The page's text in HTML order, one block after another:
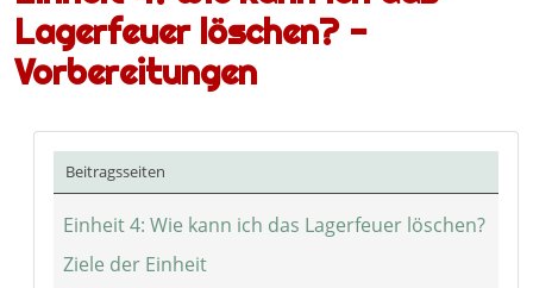
Lagerfeuer löschen? -
Vorbereitungen
Beitragsseiten
Einheit 4: Wie kann ich das Lagerfeuer löschen?
Ziele der Einheit